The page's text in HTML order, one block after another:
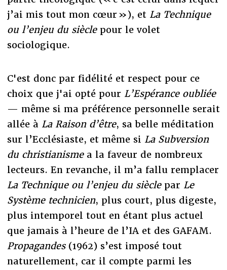
j’ai mis tout mon cœur »), et La Technique
ou l’enjeu du sièclepour le volet
sociologique.
C'est donc par fidélité et respect pour ce
choix que j'ai opté pour L’Espérance oubliée
— même si ma préférence personnelle serait
allée à La Raison d’être, sa belle méditation
sur l’Ecclésiaste, et même si La Subversion
du christianismea la faveur de nombreux
lecteurs. En revanche, il m’a fallu remplacer
La Technique ou l’enjeu du sièclepar Le
Système technicien, plus court, plus digeste,
plus intemporel tout en étant plus actuel
que jamais à l’heure de l’IA et des GAFAM.
Propagandes(1962) s’est imposé tout
naturellement, car il compte parmi les